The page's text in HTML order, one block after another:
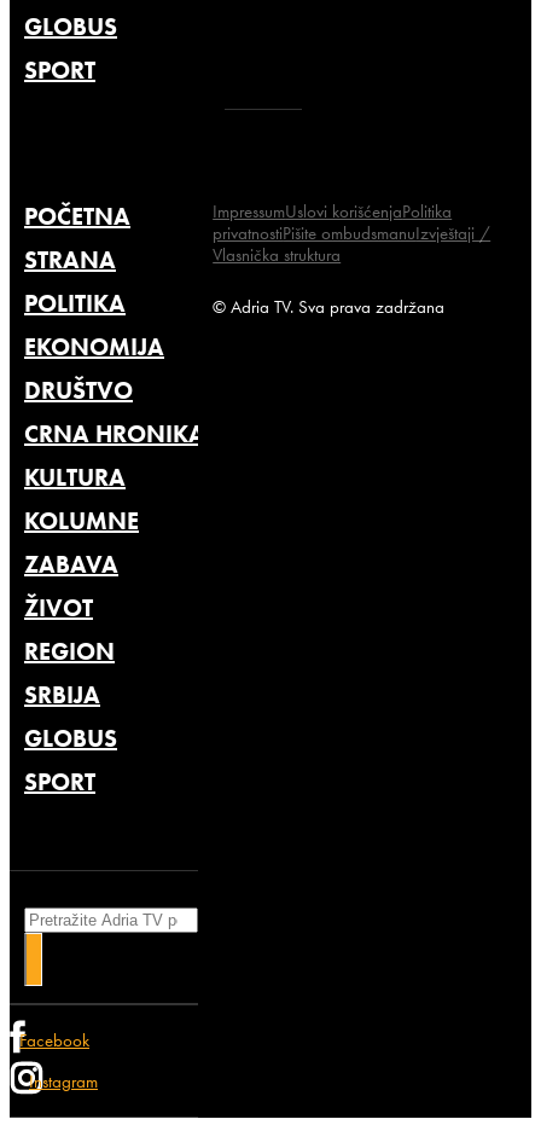
GLOBUS
SPORT
POČETNA
STRANA
POLITIKA
EKONOMIJA
DRUŠTVO
CRNA HRONIKA
KULTURA
KOLUMNE
ZABAVA
ŽIVOT
REGION
SRBIJA
GLOBUS
SPORT
Facebook
Instagram
ImpressumUslovi korišćenjaPolitika
privatnostiPišite ombudsmanuIzvještaji /
Vlasnička struktura
© Adria TV. Sva prava zadržana